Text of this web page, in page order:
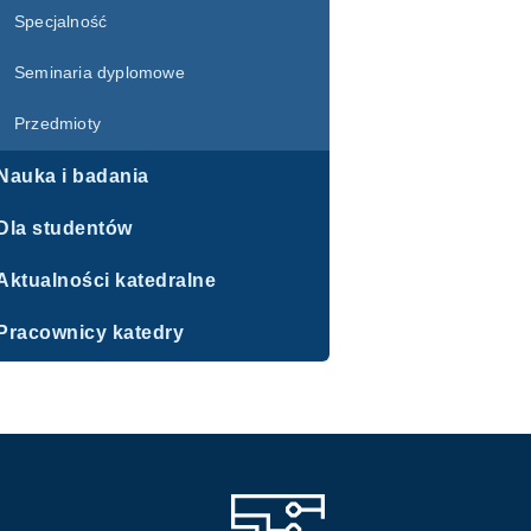
Specjalność
Seminaria dyplomowe
Przedmioty
Nauka i badania
Dla studentów
katedralne
Pracownicy katedry